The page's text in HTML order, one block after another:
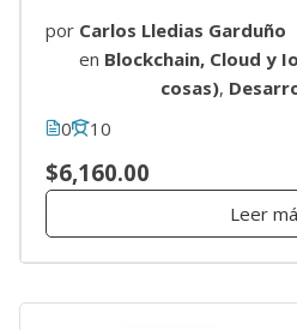
por Carlos Lledias Garduño
en Blockchain, Cloud y
cosas),
0
10
$6,160.00
Leer